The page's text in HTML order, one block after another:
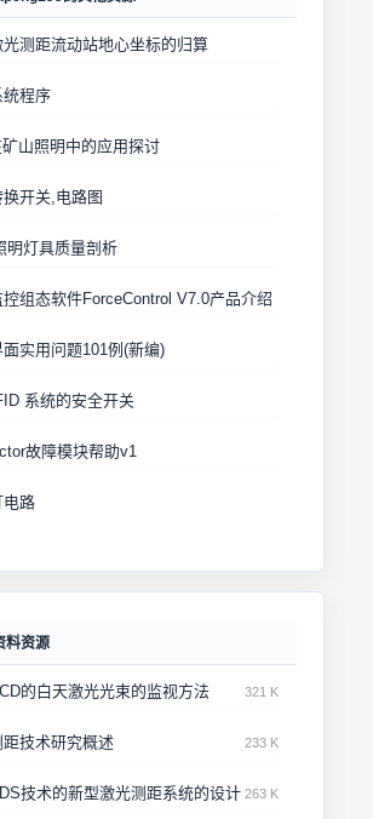
光测距流动站地心坐标的归算
统程序
山照明中的应用探讨
开关,电路图
明灯具质量剖析
组态软件ForceControl V7.0产品介绍
实用问题101例(新编)
系统的安全开关
故障模块帮助v1
电路
料资源
的白天激光光束的监视方法 321 K
技术研究概述 233 K
技术的新型激光测距系统的设计 263 K